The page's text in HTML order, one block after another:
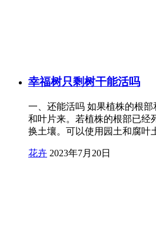
幸福树只剩树干能活吗
一、还能活吗 如果植株的根
和叶片来。若植株的根部已经
换土壤。可以使用园土和腐叶
花卉 2023年7月20日